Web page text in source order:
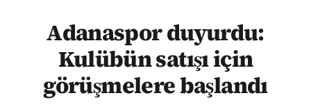
Adanaspor duyurdu:
Kulübün satışı için
görüşmelere başlandı